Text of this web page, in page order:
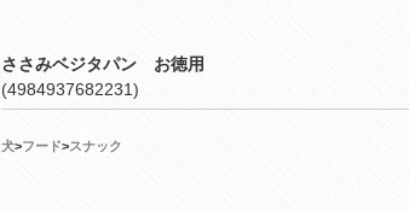
ささみベジタパン お徳用
(4984937682231)
犬>フード>スナック